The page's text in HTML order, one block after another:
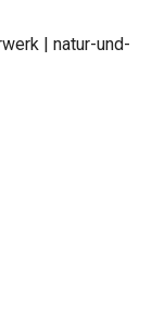
| natur-und-